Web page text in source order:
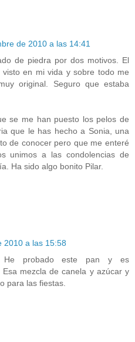
de 2010 a las 14:41
de piedra por dos motivos. El
en mi vida y sobre todo me
original. Seguro que estaba
se me han puesto los pelos de
que le has hecho a Sonia, una
de conocer pero que me enteré
unimos a las condolencias de
Ha sido algo bonito Pilar.
2010 a las 15:58
He probado este pan y es
mezcla de canela y azúcar y
para las fiestas.